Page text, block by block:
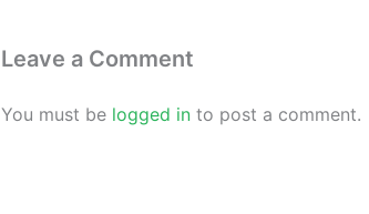
Leave a Comment
You must be logged in to post a comment.